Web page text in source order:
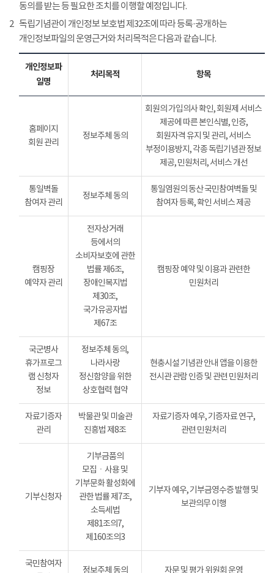
동의를 받는 등 필요한 조치를 이행할 예정입니다.
2 독립기념관이 개인정보 보호법 제32조에 따라 등록·공개하는
개인정보파일의 운영근거와 처리목적은 다음과 같습니다.
개인정보파
일명
처리목적 항목
홈페이지
회원 관리
정보주체 동의
회원의 가입의사 확인, 회원제 서비스
제공에 따른 본인식별, 인증,
회원자격 유지 및 관리, 서비스
부정이용방지, 각종 독립기념관 정보
제공, 민원처리, 서비스 개선
통일벽돌
참여자 관리
정보주체 동의
통일염원의 동산 국민참여벽돌 및
참여자 등록, 확인 서비스 제공
캠핑장
예약자 관리
전자상거래
등에서의
소비자보호에 관한
법률 제6조,
장애인복지법
제30조,
국가유공자법
제67조
캠핑장 예약 및 이용과 관련한
민원처리
국군병사
휴가프로그
램 신청자
정보
정보주체 동의,
나라사랑
정신함양을 위한
상호협력 협약
현충시설 기념관 안내 앱을 이용한
전시관 관람 인증 및 관련 민원처리
자료기증자
관리
박물관 및 미술관
진흥법 제8조
자료기증자 예우, 기증자료 연구,
관련 민원처리
기부신청자
기부금품의
모집ㆍ사용 및
기부문화 활성화에
관한 법률 제7조,
소득세법
제81조의7,
제160조의3
기부자 예우, 기부금영수증 발행 및
보관의무 이행
국민참여자
정보주체 동의 자문 및 평가 위원회 운영